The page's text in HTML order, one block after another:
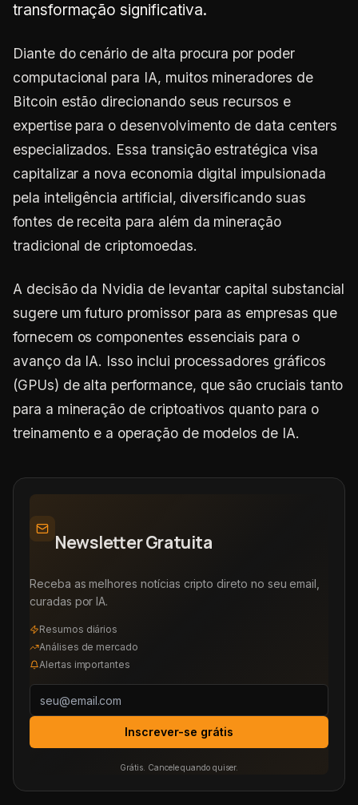
transformação significativa.
Diante do cenário de alta procura por poder
computacional para IA, muitos mineradores de
Bitcoin estão direcionando seus recursos e
expertise para o desenvolvimento de data centers
especializados. Essa transição estratégica visa
capitalizar a nova economia digital impulsionada
pela inteligência artificial, diversificando suas
fontes de receita para além da mineração
tradicional de criptomoedas.
A decisão da Nvidia de levantar capital substancial
sugere um futuro promissor para as empresas que
fornecem os componentes essenciais para o
avanço da IA. Isso inclui processadores gráficos
(GPUs) de alta performance, que são cruciais tanto
para a mineração de criptoativos quanto para o
treinamento e a operação de modelos de IA.
Newsletter Gratuita
Receba as melhores notícias cripto direto no seu email,
curadas por IA.
Resumos diários
Análises de mercado
Alertas importantes
Inscrever-se grátis
Grátis. Cancele quando quiser.